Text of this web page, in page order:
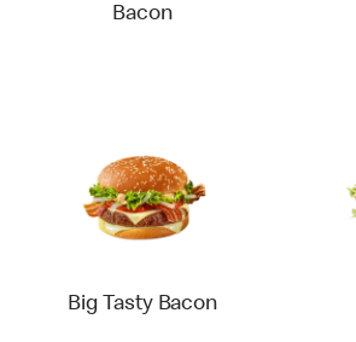
Bacon
Big Tasty Bacon